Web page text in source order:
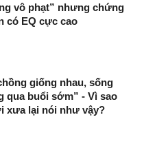
vô phạt” nhưng chứng
có EQ cực cao
giống nhau, sống
qua buổi sớm” - Vì sao
xưa lại nói như vậy?